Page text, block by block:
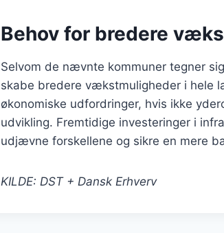
Behov for bredere
Selvom de nævnte kommuner tegner
skabe bredere vækstmuligheder i hele
økonomiske udfordringer, hvis ikke
udvikling. Fremtidige investeringer i
udjævne forskellene og sikre en mere
KILDE: DST + Dansk Erhverv